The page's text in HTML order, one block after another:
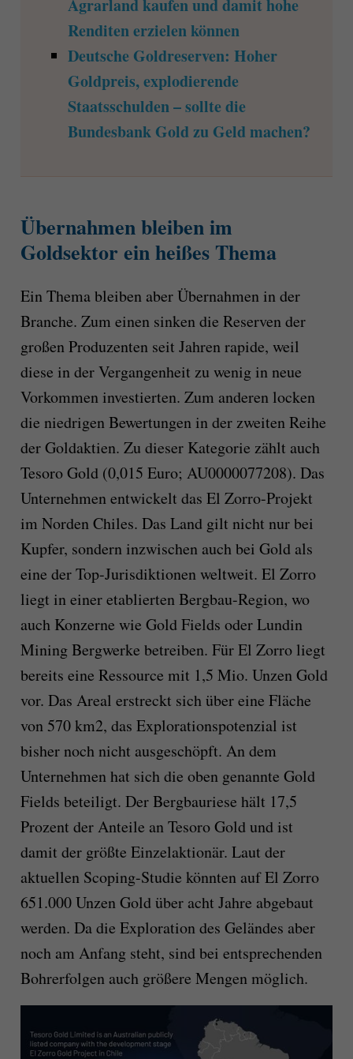
Agrarland kaufen und damit hohe
Renditen erzielen können
Deutsche Goldreserven: Hoher
Goldpreis, explodierende
Staatsschulden – sollte die
Bundesbank Gold zu Geld machen?
Übernahmen bleiben im
Goldsektor ein heißes Thema
Ein Thema bleiben aber Übernahmen in der
Branche. Zum einen sinken die Reserven der
großen Produzenten seit Jahren rapide, weil
diese in der Vergangenheit zu wenig in neue
Vorkommen investierten. Zum anderen locken
die niedrigen Bewertungen in der zweiten Reihe
der Goldaktien. Zu dieser Kategorie zählt auch
Tesoro Gold (0,015 Euro; AU0000077208). Das
Unternehmen entwickelt das El Zorro-Projekt
im Norden Chiles. Das Land gilt nicht nur bei
Kupfer, sondern inzwischen auch bei Gold als
eine der Top-Jurisdiktionen weltweit. El Zorro
liegt in einer etablierten Bergbau-Region, wo
auch Konzerne wie Gold Fields oder Lundin
Mining Bergwerke betreiben. Für El Zorro liegt
bereits eine Ressource mit 1,5 Mio. Unzen Gold
vor. Das Areal erstreckt sich über eine Fläche
von 570 km2, das Explorationspotenzial ist
bisher noch nicht ausgeschöpft. An dem
Unternehmen hat sich die oben genannte Gold
Fields beteiligt. Der Bergbauriese hält 17,5
Prozent der Anteile an Tesoro Gold und ist
damit der größte Einzelaktionär. Laut der
aktuellen Scoping-Studie könnten auf El Zorro
651.000 Unzen Gold über acht Jahre abgebaut
werden. Da die Exploration des Geländes aber
noch am Anfang steht, sind bei entsprechenden
Bohrerfolgen auch größere Mengen möglich.